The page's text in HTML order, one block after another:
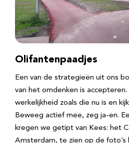
Olifantenpaadjes
Een van de strategieën uit ons
van het omdenken is accepteren.
werkelijkheid zoals die nu is en
Beweeg actief mee, zeg ja-en.
kregen we getipt van Kees: het
Amsterdam, te zien op de foto’s